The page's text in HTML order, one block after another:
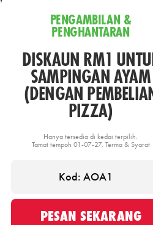
PENGAMBILAN &
PENGHANTARAN
DISKAUN RM1
SAMPINGAN AYAM
(DENGAN
PIZZA)
Hanya tersedia di kedai terpilih.
Tamat tempoh 01-07-27. Terma & Syarat
PESAN SEKARANG